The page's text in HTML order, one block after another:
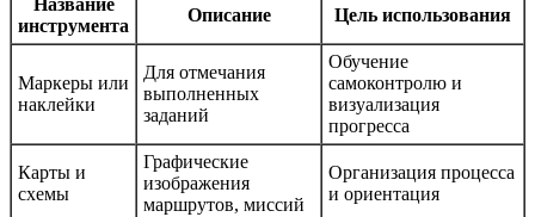
Название
инструмента
Описание Цель использования
Маркеры или
наклейки
Для отмечания
выполненных
заданий
Обучение
самоконтролю и
визуализация
прогресса
Карты и
схемы
Графические
изображения
маршрутов, миссий
Организация процесса
и ориентация